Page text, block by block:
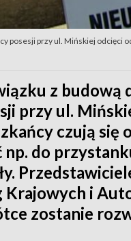
posesji przy ul. Mińskiej odcięci
z budową
przy ul.
czują się
np. do
Krajowych i
zostanie